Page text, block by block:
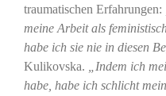
traumatischen Erfahrungen:
meine Arbeit als
habe ich sie nie in diesen
Kulikovska.
„Indem ich
habe, habe ich schlicht